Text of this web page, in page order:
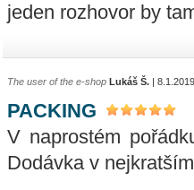
jeden rozhovor by
The user of the e-shop Lukáš Š. |
PACKING
V naprostém
Dodávka v